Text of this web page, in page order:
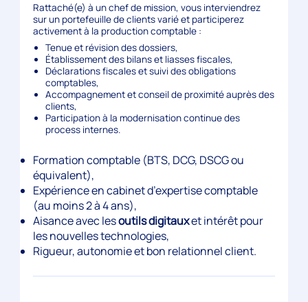
Rattaché(e) à un chef de mission, vous interviendrez
sur un portefeuille de clients varié et participerez
activement à la production comptable :
Tenue et révision des dossiers,
Établissement des bilans et liasses fiscales,
Déclarations fiscales et suivi des obligations
comptables,
Accompagnement et conseil de proximité auprès des
clients,
Participation à la modernisation continue des
process internes.
Formation comptable (BTS, DCG, DSCG ou
équivalent),
Expérience en cabinet d’expertise comptable
(au moins 2 à 4 ans),
Aisance avec lesoutils digitauxet intérêt pour
les nouvelles technologies,
Rigueur, autonomie et bon relationnel client.